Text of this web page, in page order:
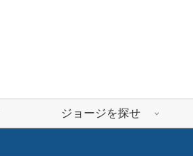
ジョージを探せ